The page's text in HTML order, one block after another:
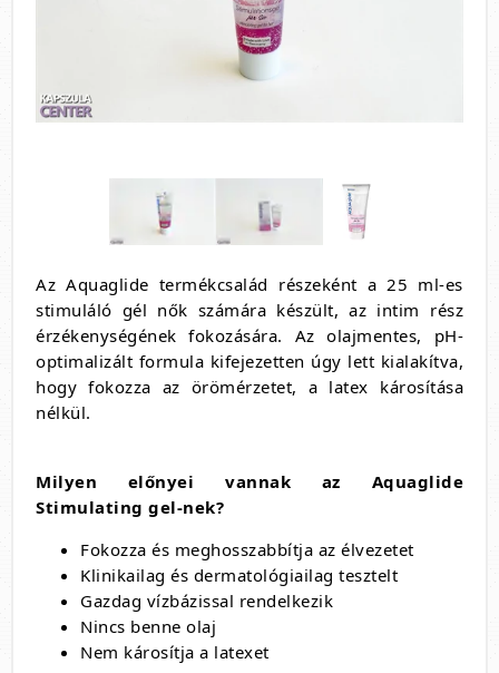
Az Aquaglide termékcsalád részeként a 25 ml-es
stimuláló gél nők számára készült, az intim rész
érzékenységének fokozására. Az olajmentes, pH-
optimalizált formula kifejezetten úgy lett kialakítva,
hogy fokozza az örömérzetet, a latex károsítása
nélkül.
Milyen előnyei vannak az Aquaglide
Stimulating gel-nek?
Fokozza és meghosszabbítja az élvezetet
Klinikailag és dermatológiailag tesztelt
Gazdag vízbázissal rendelkezik
Nincs benne olaj
Nem károsítja a latexet